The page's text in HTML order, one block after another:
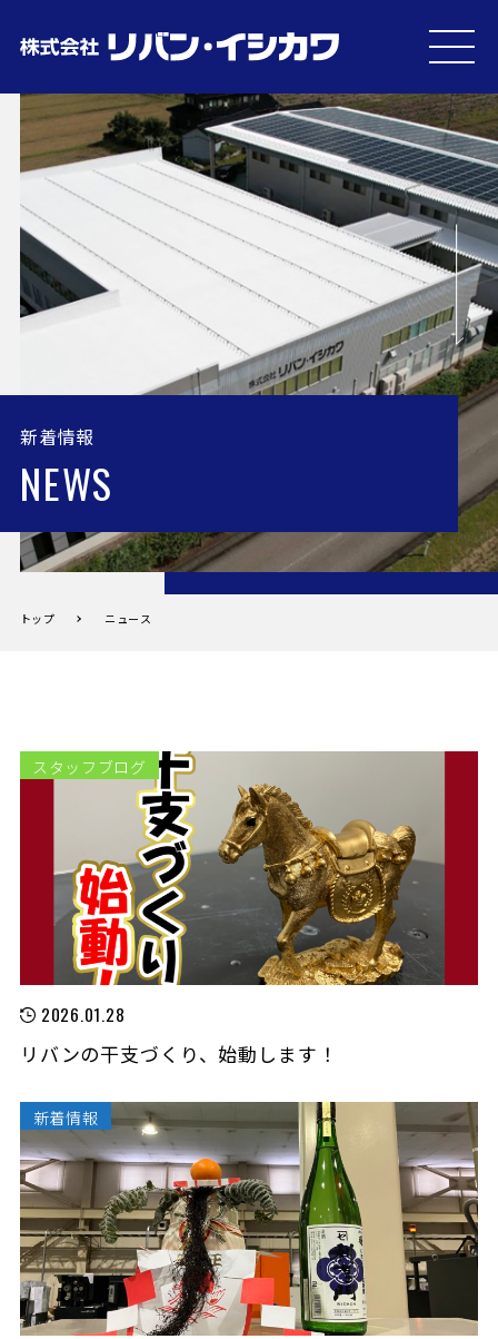
MEN
新着情報
NEWS
トップ ニュース
2026.01.28
リバンの干支づくり、始動します！
スタッフブログ
新着情報